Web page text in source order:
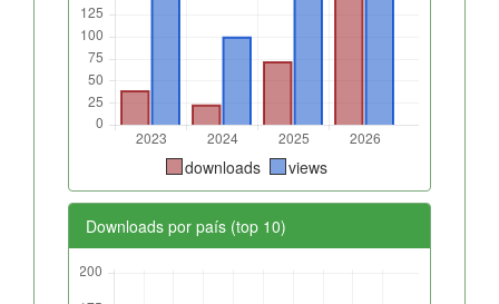
downloads views
Downloads por país (top 10)